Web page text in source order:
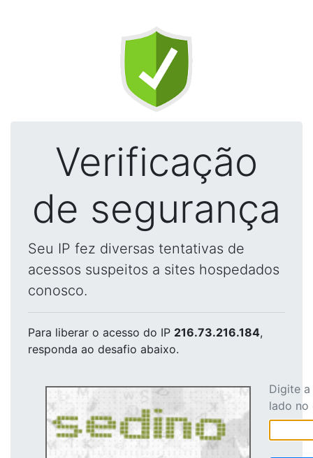
Verificação
de segurança
Seu IP fez diversas tentativas de
acessos suspeitos a sites hospedados
conosco.
Para liberar o acesso do IP 216.73.216.184,
responda ao desafio abaixo.
Digite
lado no